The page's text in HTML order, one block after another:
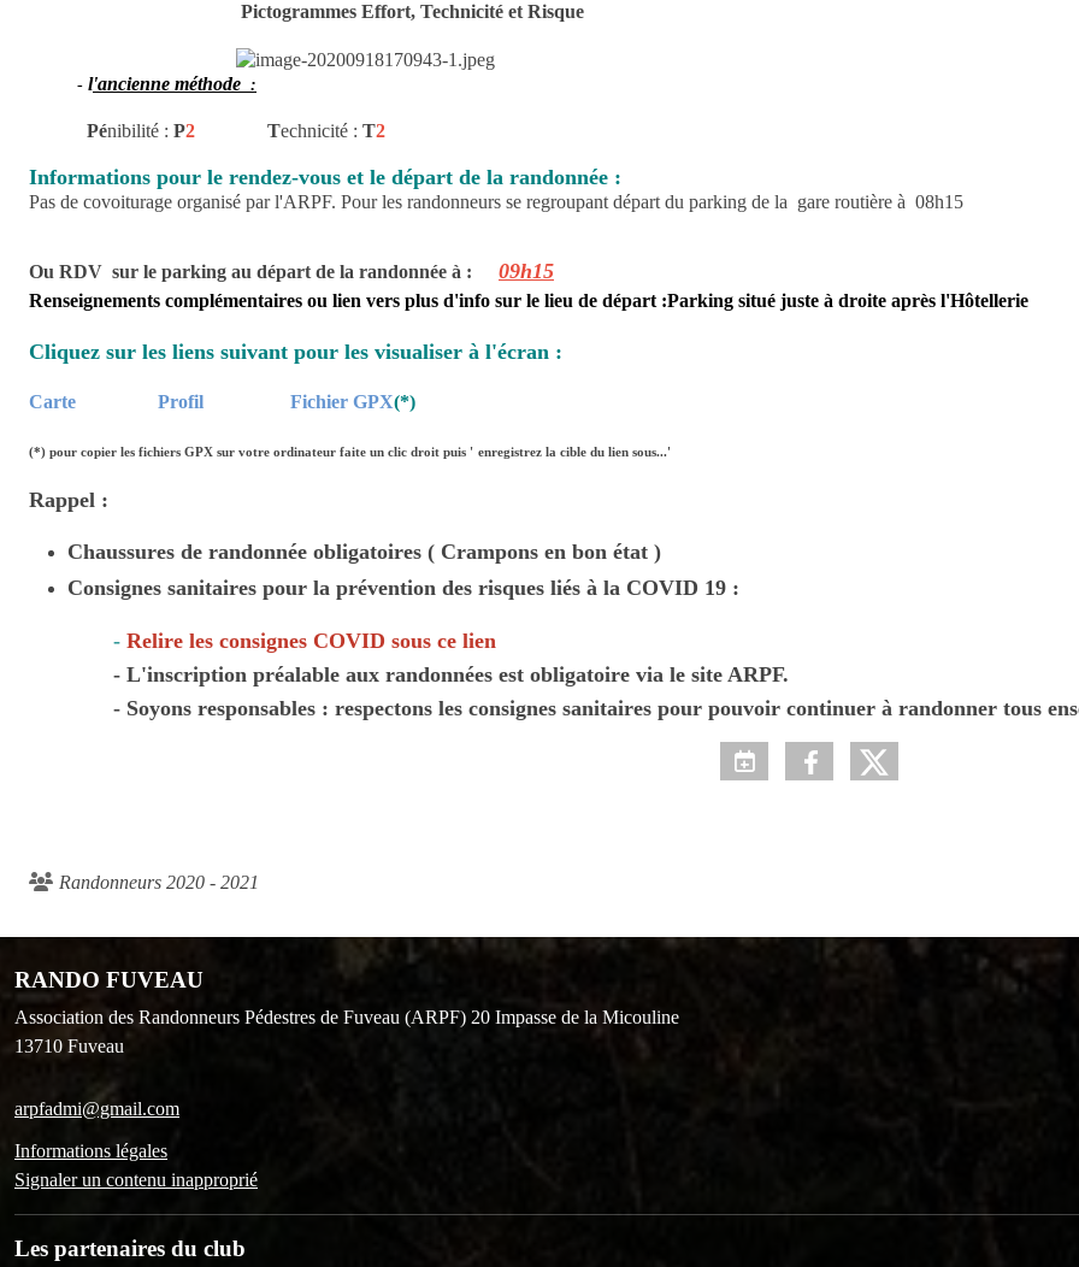
Pictogrammes Effort, Technicité et Risque
- l'ancienne méthode :
Pénibilité : P2 Technicité : T2
Informations pour le rendez-vous et le départ de la randonnée :
Pas de covoiturage organisé par l'ARPF. Pour les randonneurs se regroupant départ du parking de la gare routière à 08h15
Ou RDV sur le parking au départ de la randonnée à : 09h15
Renseignements complémentaires ou lien vers plus d'info sur le lieu de départ :Parking situé juste à droite après l'Hôtellerie
Cliquez sur les liens suivant pour les visualiser à l'écran :
Carte Profil Fichier GPX(*)
(*) pour copier les fichiers GPX sur votre ordinateur faite un clic droit puis ' enregistrez la cible du lien sous...'
Rappel :
Chaussures de randonnée obligatoires ( Crampons en bon état )
Consignes sanitaires pour la prévention des risques liés à la COVID 19 :
- Relire les consignes COVID sous ce lien
- L'inscription préalable aux randonnées est obligatoire via le site ARPF.
- Soyons responsables : respectons les consignes sanitaires pour pouvoir continuer à randonner tous
Randonneurs 2020 - 2021
RANDO FUVEAU
Association des Randonneurs Pédestres de Fuveau (ARPF) 20 Impasse de la Micouline
13710 Fuveau
arpfadmi@gmail.com
Informations légales
Signaler un contenu inapproprié
Les partenaires du club